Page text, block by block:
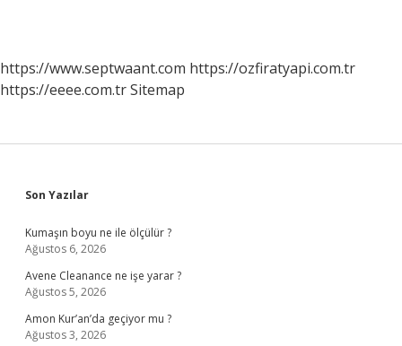
https://www.septwaant.com https://ozfiratyapi.com.tr
https://eeee.com.trSitemap
Sidebar
Son Yazılar
Kumaşın boyu ne ile ölçülür ?
Ağustos 6, 2026
Avene Cleanance ne işe yarar ?
Ağustos 5, 2026
Amon Kur’an’da geçiyor mu ?
Ağustos 3, 2026